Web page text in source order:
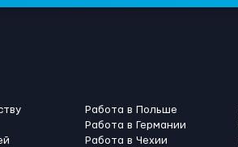
Работа в Польше
Работа в Германии
Работа в Чехии